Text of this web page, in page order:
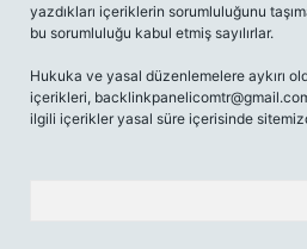
yazdıkları içeriklerin sorumluluğunu
bu sorumluluğu kabul etmiş sayılırlar.
Hukuka ve yasal düzenlemelere aykırı
içerikleri,
ilgili içerikler yasal süre içerisinde